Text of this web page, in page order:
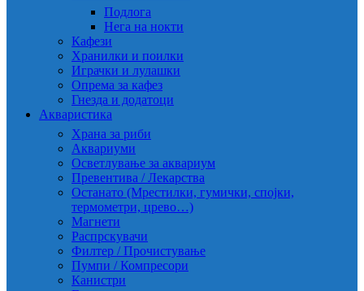
Подлога
Нега на нокти
Кафези
Хранилки и поилки
Играчки и лулашки
Опрема за кафез
Гнезда и додатоци
Акваристика
Храна за риби
Аквариуми
Осветлување за аквариум
Превентива / Лекарства
Останато (Мрестилки, гумички, спојки,
термометри, црево…)
Магнети
Распрскувачи
Филтер / Прочистување
Пумпи / Компресори
Канистри